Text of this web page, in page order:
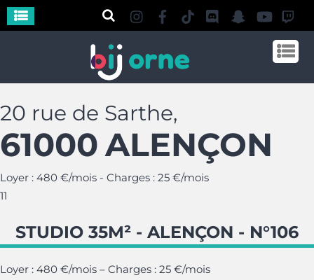
20 rue de Sarthe,
ALENÇON
61000
Loyer : 480 €/mois - Charges : 25 €/mois
11
STUDIO 35M² - ALENÇON - N°106
Loyer : 480 €/mois – Charges : 25 €/mois